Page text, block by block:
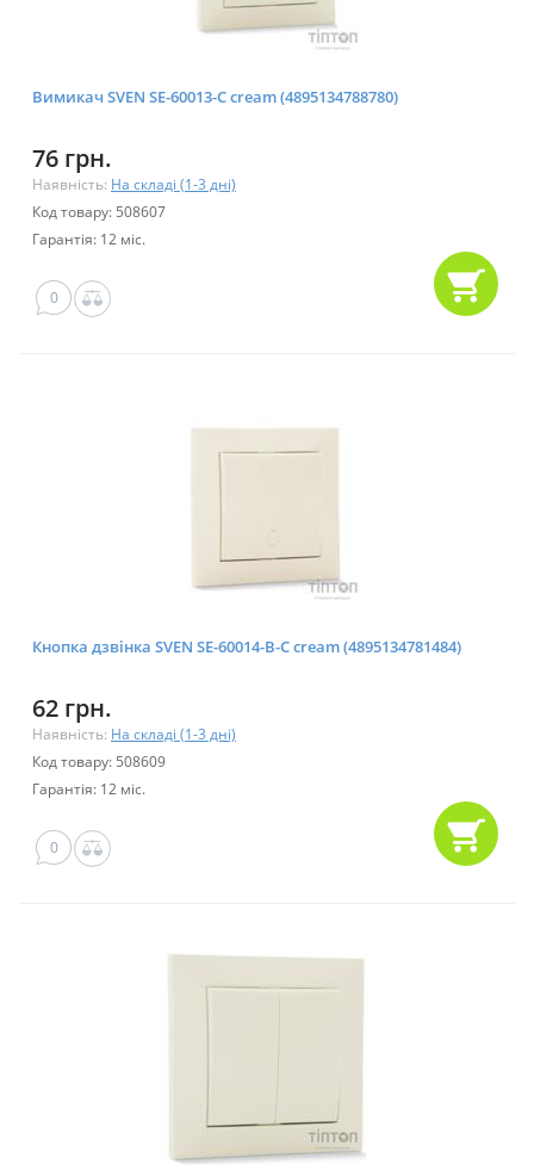
Вимикач SVEN SE-60013-C cream (4895134788780)
76 грн.
Наявність: На складі (1-3 дні)
Код товару: 508607
Гарантія: 12 міс.
0
Кнопка дзвінка SVEN SE-60014-B-C cream (4895134781484)
62 грн.
Наявність: На складі (1-3 дні)
Код товару: 508609
Гарантія: 12 міс.
0